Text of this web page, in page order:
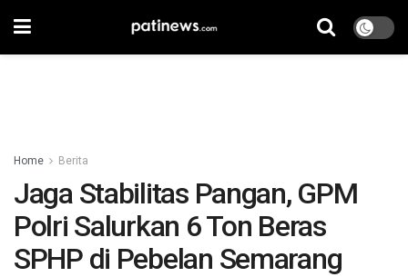
Home Berita
Jaga Stabilitas Pangan, GPM
Polri Salurkan 6 Ton Beras
SPHP di Pebelan Semarang